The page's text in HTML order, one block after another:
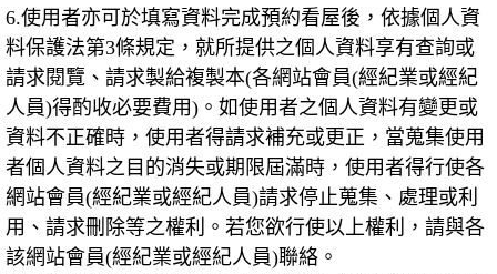
6.使用者亦可於填寫資料完成預約看屋後，依據個人資
料保護法第3條規定，就所提供之個人資料享有查詢或
請求閱覽、請求製給複製本(各網站會員(經紀業或經紀
人員)得酌收必要費用) 。如使用者之個人資料有變更或
資料不正確時，使用者得請求補充或更正，當蒐集使用
者個人資料之目的消失或期限屆滿時，使用者得行使各
網站會員(經紀業或經紀人員)請求停止蒐集、處理或利
用、請求刪除等之權利。若您欲行使以上權利，請與各
該網站會員(經紀業或經紀人員)聯絡。